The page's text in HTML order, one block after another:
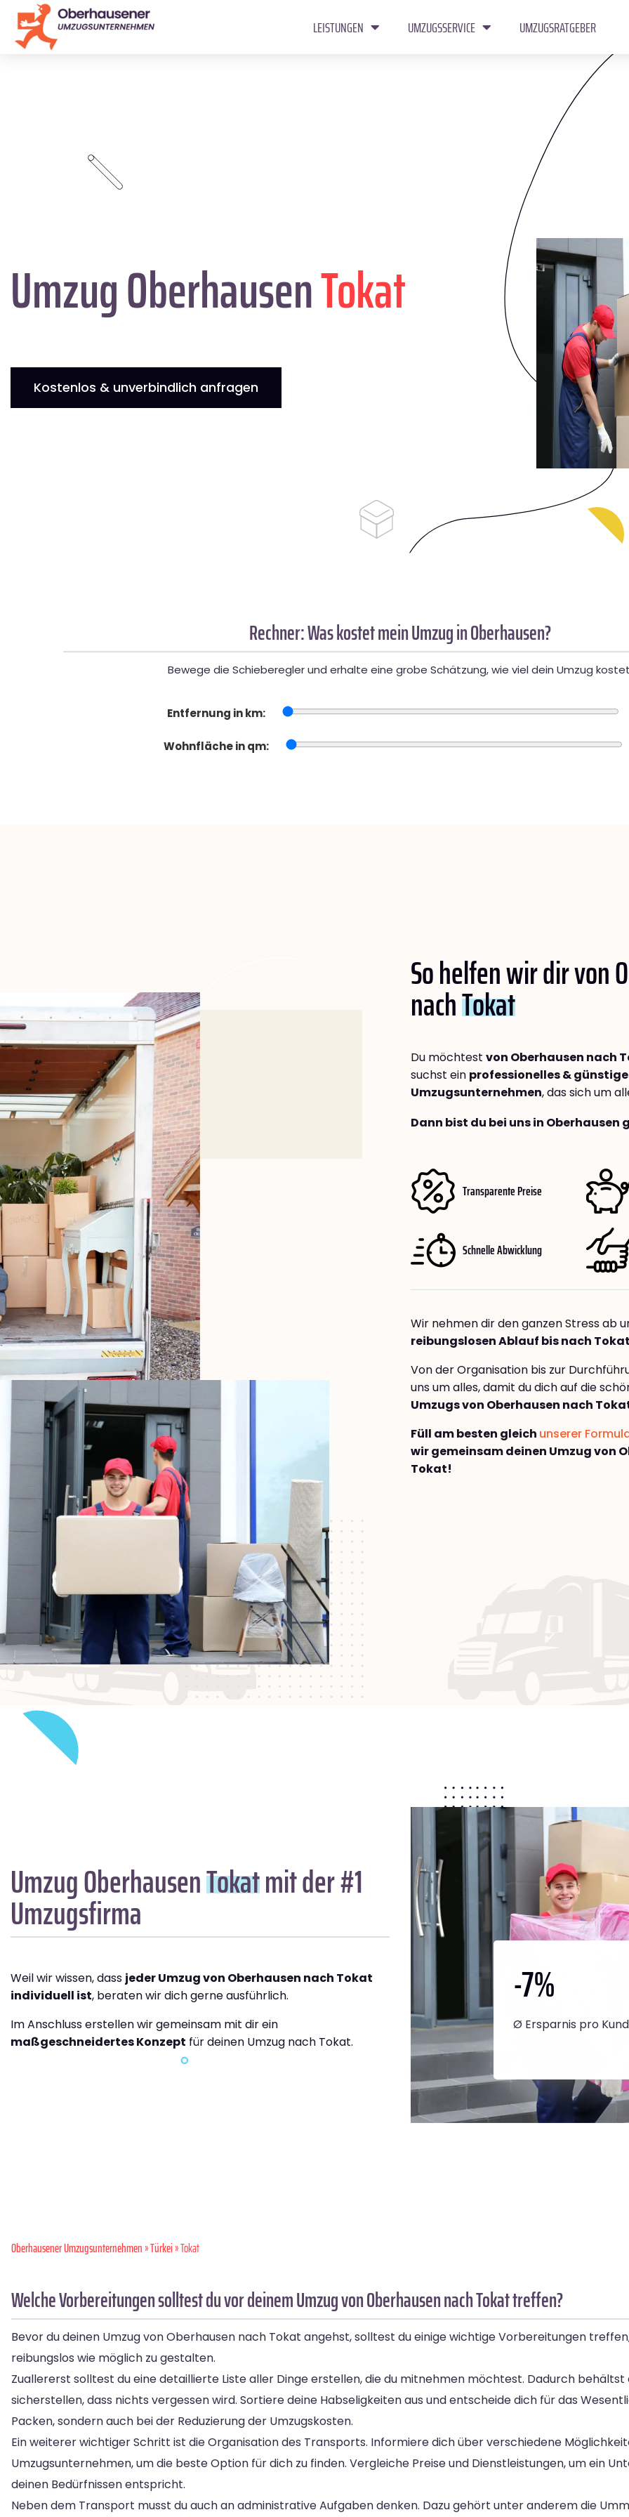
LEISTUNGEN UMZUGSSERVICE UMZUGSRATGEBER
Umzug OberhausenTokat
Kostenlos & unverbindlich anfragen
Rechner: Was kostet mein Umzug in Oberhausen?
Bewege die Schieberegler und erhalte eine grobe Schätzung, wie viel dein Umzug
Entfernung in km:
Wohnfläche in qm:
So helfen wir dir von
nachTokat
Du möchtest von Oberhausen nach
suchst ein professionelles &
Umzugsunternehmen, das sich um
Dann bist du bei uns in
Transparente Preise
Schnelle Abwicklung
Wir nehmen dir den ganzen Stress ab
reibungslosen Ablauf bis nach
Von der Organisation bis zur
uns um alles, damit du dich auf die
Umzugs von Oberhausen nach
Füll am besten gleich unserer
wir gemeinsam deinen Umzug von
Tokat!
Umzug OberhausenTokatmit der #1
Umzugsfirma
Weil wir wissen, dass jeder Umzug von Oberhausen nach Tokat
individuell ist, beraten wir dich gerne ausführlich.
Im Anschluss erstellen wir gemeinsam mit dir ein
maßgeschneidertes Konzept für deinen Umzug nach Tokat.
-7%
Ø Ersparnis pro
Oberhausener Umzugsunternehmen»Türkei» Tokat
Welche Vorbereitungen solltest du vor deinem Umzug von Oberhausen nach Tokat treffen?
Bevor du deinen Umzug von Oberhausen nach Tokat angehst, solltest du einige wichtige Vorbereitungen
reibungslos wie möglich zu gestalten.
Zuallererst solltest du eine detaillierte Liste aller Dinge erstellen, die du mitnehmen möchtest. Dadurch
sicherstellen, dass nichts vergessen wird. Sortiere deine Habseligkeiten aus und entscheide dich für das
Packen, sondern auch bei der Reduzierung der Umzugskosten.
Ein weiterer wichtiger Schritt ist die Organisation des Transports. Informiere dich über verschiedene
Umzugsunternehmen, um die beste Option für dich zu finden. Vergleiche Preise und Dienstleistungen, um ein
deinen Bedürfnissen entspricht.
Neben dem Transport musst du auch an administrative Aufgaben denken. Dazu gehört unter anderem die